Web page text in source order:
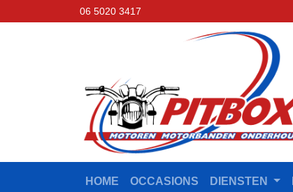
06 5020 3417
HOME OCCASIONS DIENSTEN